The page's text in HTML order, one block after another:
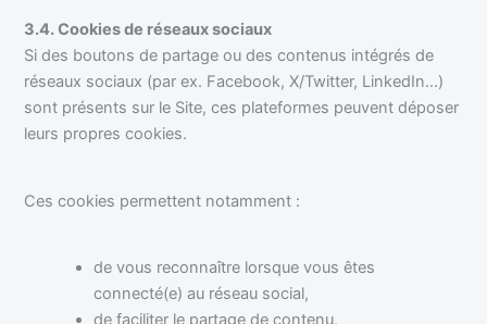
3.4. Cookies de réseaux sociaux
Si des boutons de partage ou des contenus intégrés de
réseaux sociaux (par ex. Facebook, X/Twitter, LinkedIn…)
sont présents sur le Site, ces plateformes peuvent déposer
leurs propres cookies.
Ces cookies permettent notamment :
de vous reconnaître lorsque vous êtes
connecté(e) au réseau social,
de faciliter le partage de contenu,